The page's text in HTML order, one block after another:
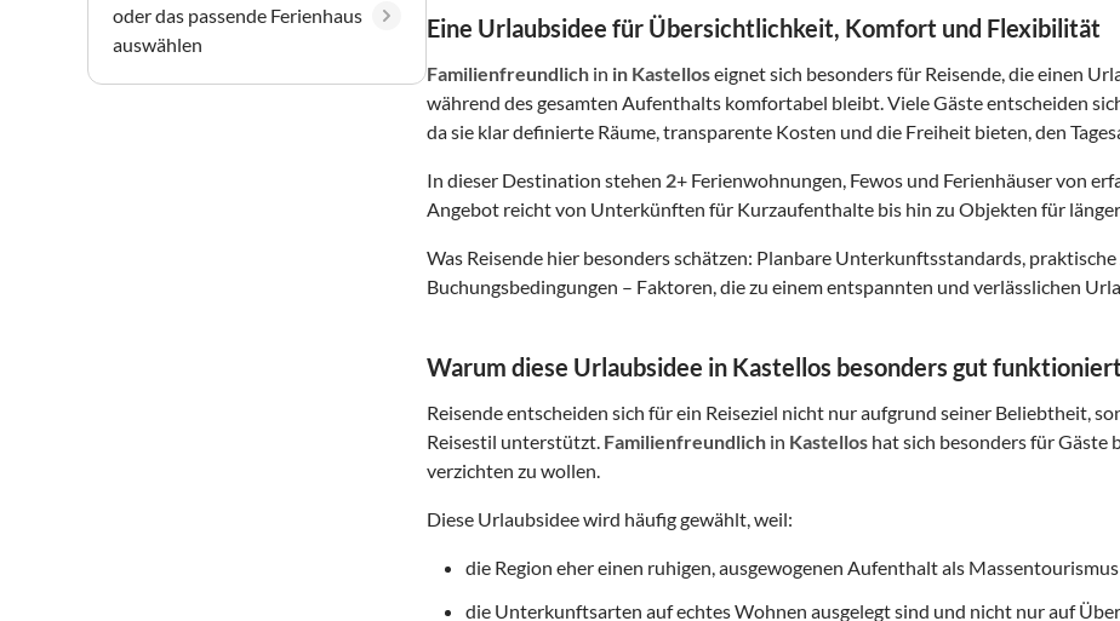
oder das passende Ferienhaus
auswählen
Eine Urlaubsidee für Übersichtlichkeit, Komfort und Flexibilität
Familienfreundlich in in Kastelloseignet sich besonders für Reisende, die einen
während des gesamten Aufenthalts komfortabel bleibt. Viele Gäste entscheiden
da sie klar definierte Räume, transparente Kosten und die Freiheit bieten, den
In dieser Destination stehen 2+ Ferienwohnungen, Fewos und Ferienhäuser von
Angebot reicht von Unterkünften für Kurzaufenthalte bis hin zu Objekten für
Was Reisende hier besonders schätzen: Planbare Unterkunftsstandards,
Buchungsbedingungen – Faktoren, die zu einem entspannten und verlässlichen
Warum diese Urlaubsidee in Kastellos besonders gut funktioniert
Reisende entscheiden sich für ein Reiseziel nicht nur aufgrund seiner Beliebtheit,
Reisestil unterstützt. Familienfreundlich in Kastellos hat sich besonders für
verzichten zu wollen.
Diese Urlaubsidee wird häufig gewählt, weil:
die Region eher einen ruhigen, ausgewogenen Aufenthalt als
die Unterkunftsarten auf echtes Wohnen ausgelegt sind und nicht nur auf